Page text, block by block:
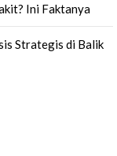
Ini Faktanya
Strategis di Balik